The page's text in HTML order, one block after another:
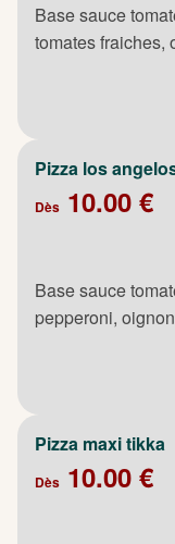
Base sauce
tomates fraiches,
Pizza los
Dès 10.00 €
Base sauce
pepperoni,
Pizza maxi tikka
Dès 10.00 €